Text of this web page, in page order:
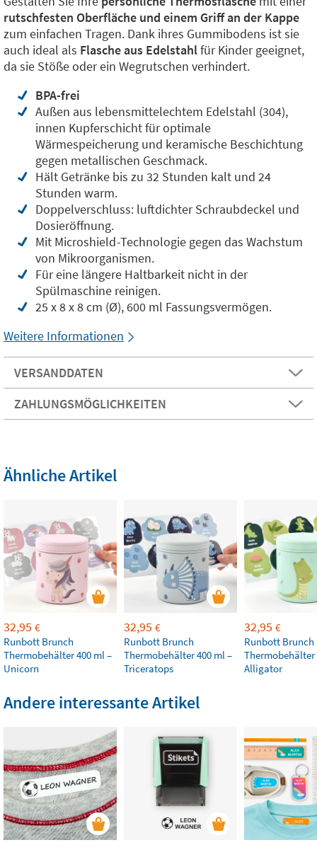
rutschfesten Oberfläche und einem Griff an der Kappe
zum einfachen Tragen. Dank ihres Gummibodens ist sie
auch ideal als Flasche aus Edelstahlfür Kinder geeignet,
da sie Stöße oder ein Wegrutschen verhindert.
BPA-frei
Außen aus lebensmittelechtem Edelstahl (304),
innen Kupferschicht für optimale
Wärmespeicherung und keramische Beschichtung
gegen metallischen Geschmack.
Hält Getränke bis zu 32 Stunden kalt und 24
Stunden warm.
Doppelverschluss: luftdichter Schraubdeckel und
Dosieröffnung.
Mit Microshield-Technologie gegen das Wachstum
von Mikroorganismen.
Für eine längere Haltbarkeit nicht in der
Spülmaschine reinigen.
25 x 8 x 8 cm (Ø), 600 ml Fassungsvermögen.
Weitere Informationen
VERSANDDATEN
ZAHLUNGSMÖGLICHKEITEN
Ähnliche Artikel
32,95 €
Runbott Brunch
Thermobehälter 400 ml –
Unicorn
32,95 €
Runbott Brunch
Thermobehälter 400 ml –
Triceratops
32,95 €
Runbott Brunch
Thermobehälter
Alligator
Andere interessante Artikel